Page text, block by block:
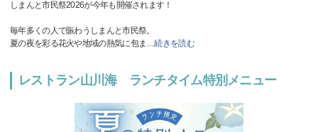
しまんと市民祭2026が今年も開催されます！
毎年多くの人で賑わうしまんと市民祭。
夏の夜を彩る花火や地域の熱気に包ま …続きを読む
レストラン山川海 ランチタイム特別メニュー